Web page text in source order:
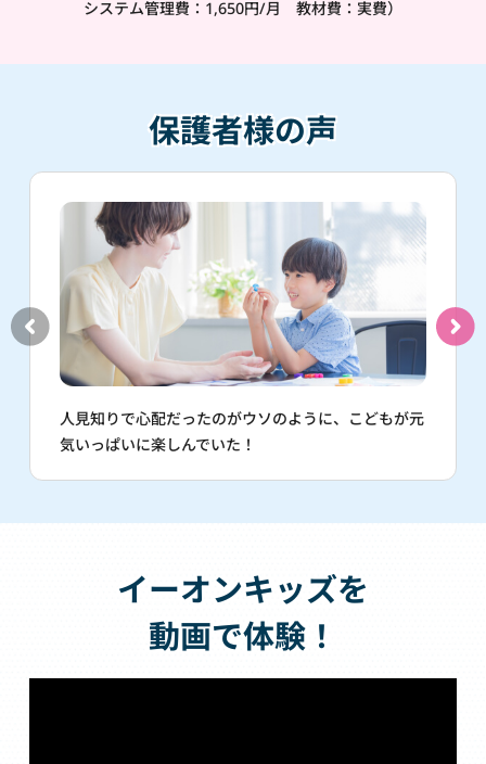
システム管理費：1,650円/月 教材費：実費）
保護者様の声
人見知りで心配だったのがウソのように、こどもが元
気いっぱいに楽しんでいた！
イーオンキッズを
動画で体験！